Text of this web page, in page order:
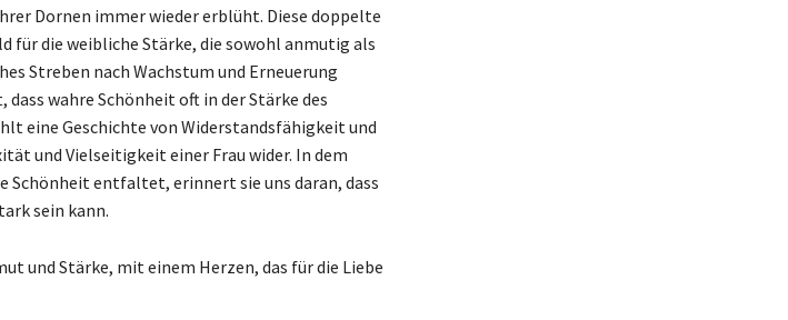
Dornen immer wieder erblüht. Diese doppelte
für die weibliche Stärke, die sowohl anmutig als
Streben nach Wachstum und Erneuerung
wahre Schönheit oft in der Stärke des
eine Geschichte von Widerstandsfähigkeit und
und Vielseitigkeit einer Frau wider. In dem
Schönheit entfaltet, erinnert sie uns daran, dass
sein kann.
und Stärke, mit einem Herzen, das für die Liebe